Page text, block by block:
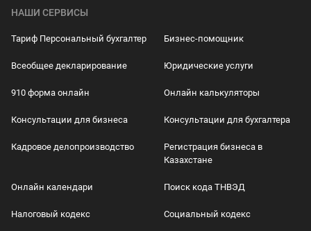
НАШИ СЕРВИСЫ
Тариф Персональный бухгалтер Бизнес-помощник
Всеобщее декларирование Юридические услуги
910 форма онлайн Онлайн калькуляторы
Консультации для бизнеса Консультации для бухгалтера
Кадровое делопроизводство
Регистрация бизнеса в
Казахстане
Онлайн календари Поиск кода ТНВЭД
Налоговый кодекс Социальный кодекс